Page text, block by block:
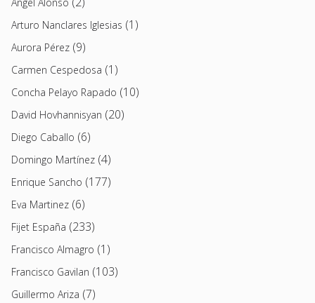
Arturo Nanclares Iglesias (1)
Aurora Pérez (9)
Carmen Cespedosa (1)
Concha Pelayo Rapado (10)
David Hovhannisyan (20)
Diego Caballo (6)
Domingo Martínez (4)
Enrique Sancho (177)
Eva Martinez (6)
Fijet España (233)
Francisco Almagro (1)
Francisco Gavilan (103)
Guillermo Ariza (7)